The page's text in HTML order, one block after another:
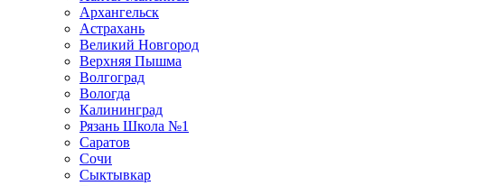
Архангельск
Астрахань
Великий Новгород
Верхняя Пышма
Волгоград
Вологда
Калининград
Рязань Школа №1
Саратов
Сочи
Сыктывкар